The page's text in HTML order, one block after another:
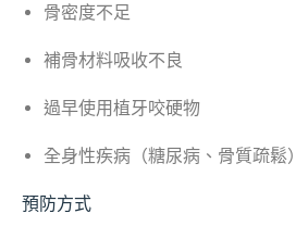
骨密度不足
補骨材料吸收不良
過早使用植牙咬硬物
全身性疾病（糖尿病、骨質疏鬆）
預防方式